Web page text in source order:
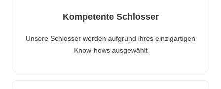
Kompetente Schlosser
Unsere Schlosser werden aufgrund ihres einzigartigen
Know-hows ausgewählt